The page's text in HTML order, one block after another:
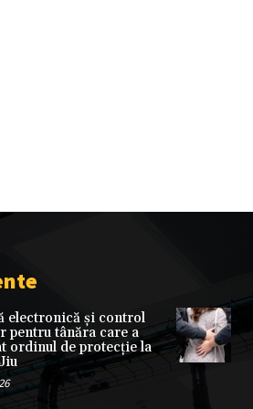
electronică și control
pentru tânăra care a
ordinul de protecție la